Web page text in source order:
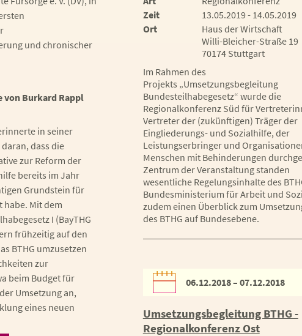
und chronischer
von Burkard Rappl
in seiner
dass die
zur Reform der
bereits im Jahr
Grundstein für
habe. Mit dem
I (BayTHG
frühzeitig auf den
BTHG umzusetzen
zur
beim Budget für
Umsetzung an,
eines neuen
Zeit
13.05.2019 - 14.05.2019
Ort
Haus der Wirtschaft
Willi-Bleicher-Straße 19
70174 Stuttgart
Im Rahmen des
Projekts „Umsetzungsbegleitung
Bundesteilhabegesetz“ wurde die
Regionalkonferenz Süd für
Vertreter der (zukünftigen) Träger der
Eingliederungs- und Sozialhilfe, der
Leistungserbringer und
Menschen mit Behinderungen
Zentrum der Veranstaltung standen
wesentliche Regelungsinhalte des
Bundesministerium für Arbeit und
zudem einen Überblick zum
des BTHG auf Bundesebene.
06.12.2018 – 07.12.2018
Umsetzungsbegleitung BTHG -
Regionalkonferenz Ost